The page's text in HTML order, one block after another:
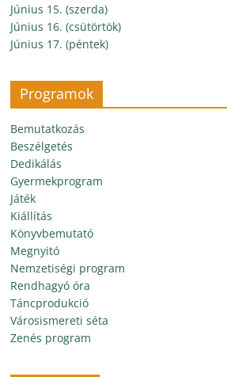
Június 15. (szerda)
Június 16. (csütörtök)
Június 17. (péntek)
Programok
Bemutatkozás
Beszélgetés
Dedikálás
Gyermekprogram
Játék
Kiállítás
Könyvbemutató
Megnyitó
Nemzetiségi program
Rendhagyó óra
Táncprodukció
Városismereti séta
Zenés program